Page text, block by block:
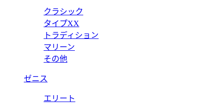
クラシック
タイプXX
トラディション
マリーン
その他
ゼニス
エリート